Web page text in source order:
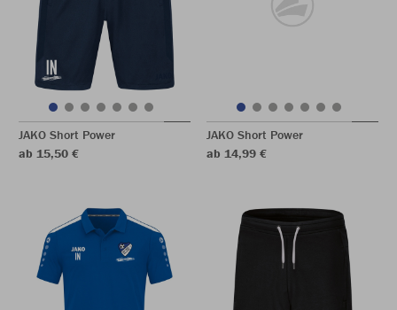
JAKO Short Power
ab 15,50 €
JAKO Short Power
ab 14,99 €